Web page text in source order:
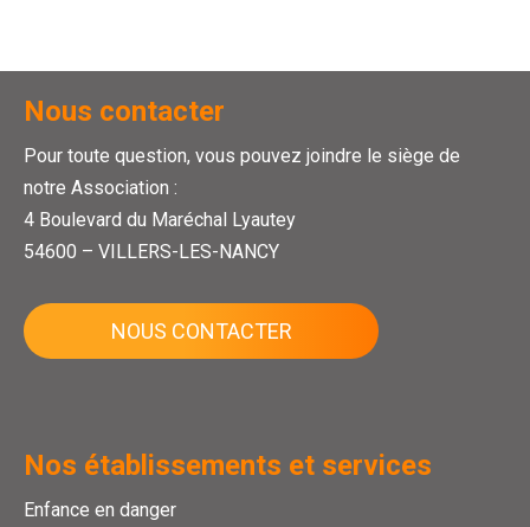
Nous contacter
Pour toute question, vous pouvez joindre le siège de
notre Association :
4 Boulevard du Maréchal Lyautey
54600 – VILLERS-LES-NANCY
NOUS CONTACTER
Nos établissements et services
Enfance en danger